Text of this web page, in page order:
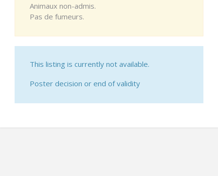
Animaux non-admis.
Pas de fumeurs.
This listing is currently not available.
Poster decision or end of validity